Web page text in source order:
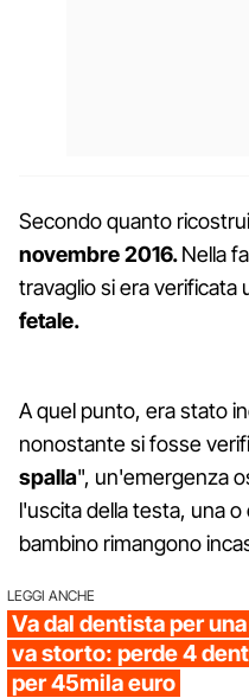
Secondo quanto
novembre 2016.Nella
travaglio si era verificata
fetale.
A quel punto, era stato
nonostante si fosse
spalla", un'emergenza
l'uscita della testa, una
bambino rimangono
LEGGI ANCHE
Va dal dentista per
va storto: perde 4
per 45mila euro